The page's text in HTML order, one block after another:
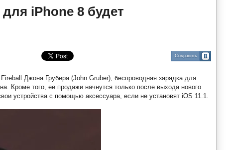
iPhone 8 будет
Сохранить
Джона Грубера (John Gruber), беспроводная зарядка для
Кроме того, ее продажи начнутся только после выхода нового
устройства с помощью аксессуара, если не установят iOS 11.1.